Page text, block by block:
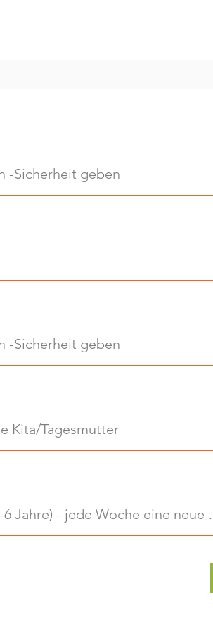
-Sicherheit geben
-Sicherheit geben
Kita/Tagesmutter